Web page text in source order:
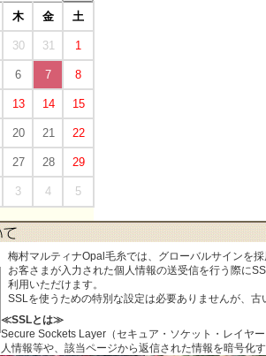
木 金 土
30 31 1
6 7 8
13 14 15
20 21 22
27 28 29
3 4 5
梅村マルティナOpal毛糸では、グローバルサインを
お客さまが入力された個人情報の送受信を行う際に
利用いただけます。
SSLを使うための特別な設定は必要ありませんが、
≪SSLとは≫
Secure Sockets Layer（セキュア・ソケット・レイヤ
人情報等や、該当ページから返信された情報を暗号化